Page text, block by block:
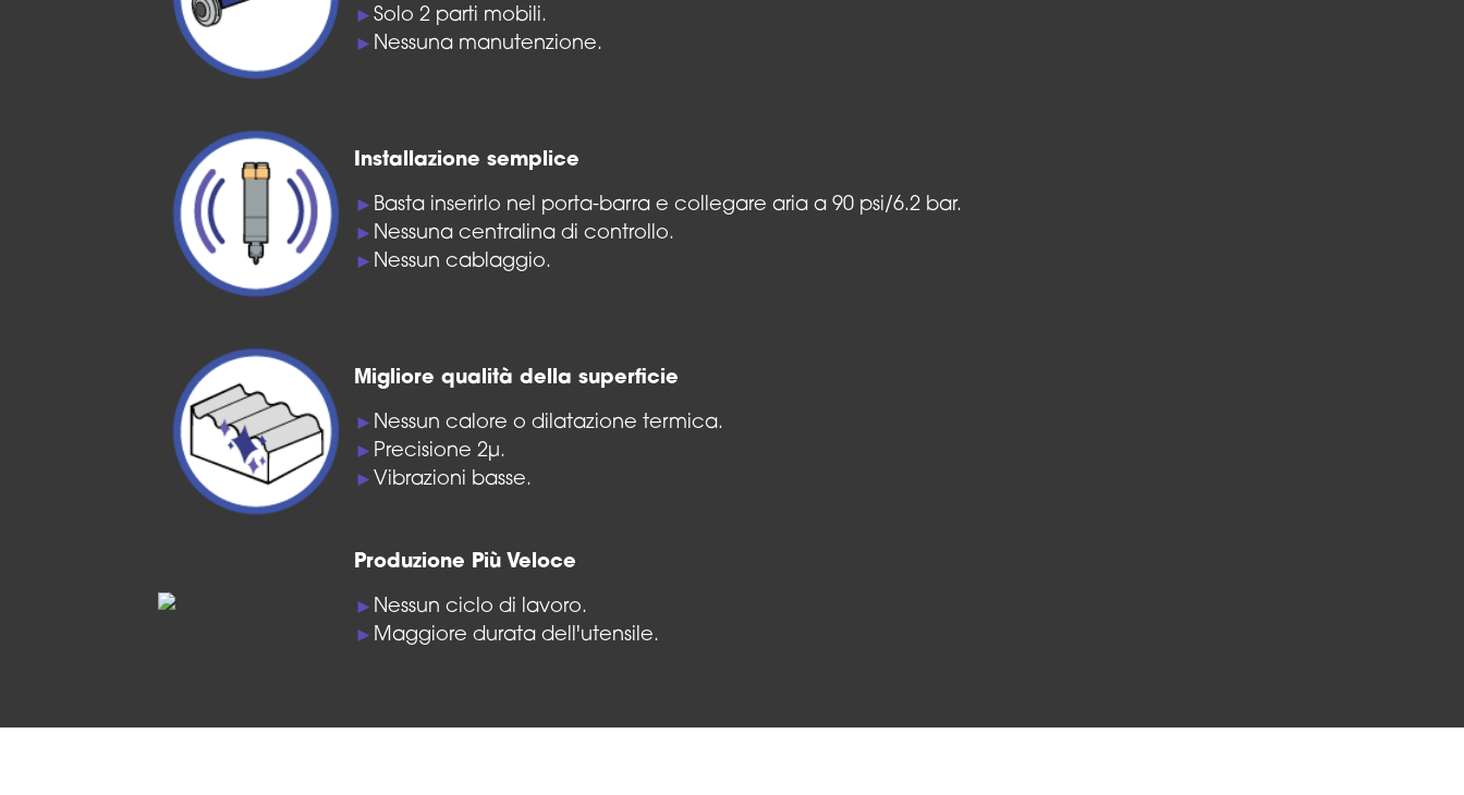
► Solo 2 parti mobili.
► Nessuna manutenzione.
Installazione semplice
► Basta inserirlo nel porta-barra e collegare aria a 90 psi/6.2 bar.
► Nessuna centralina di controllo.
► Nessun cablaggio.
Migliore qualità della superficie
► Nessun calore o dilatazione termica.
► Precisione 2µ.
► Vibrazioni basse.
Produzione Più Veloce
► Nessun ciclo di lavoro.
► Maggiore durata dell'utensile.